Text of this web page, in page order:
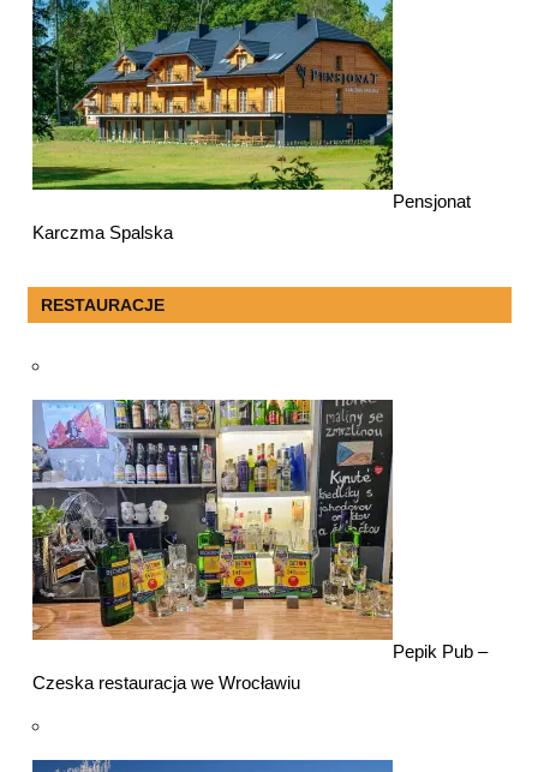
Pensjonat
Karczma Spalska
RESTAURACJE
Pepik Pub –
Czeska restauracja we Wrocławiu